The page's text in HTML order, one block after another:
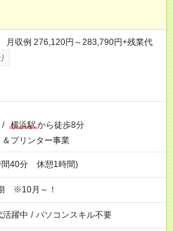
収例 276,120円～283,790円+残業代
/ 横浜駅から徒歩8分
プリンター事業
間40分 休憩1時間)
※10月～！
活躍中 / パソコンスキル不要